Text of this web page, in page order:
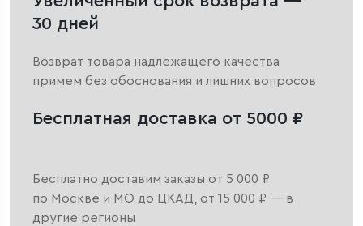
30 дней
Возврат товара надлежащего качества
примем без обоснования и лишних вопросов
Бесплатная доставка от 5000 ₽
Бесплатно доставим заказы от 5 000 ₽
по Москве и МО до ЦКАД, от 15 000 ₽ — в
другие регионы